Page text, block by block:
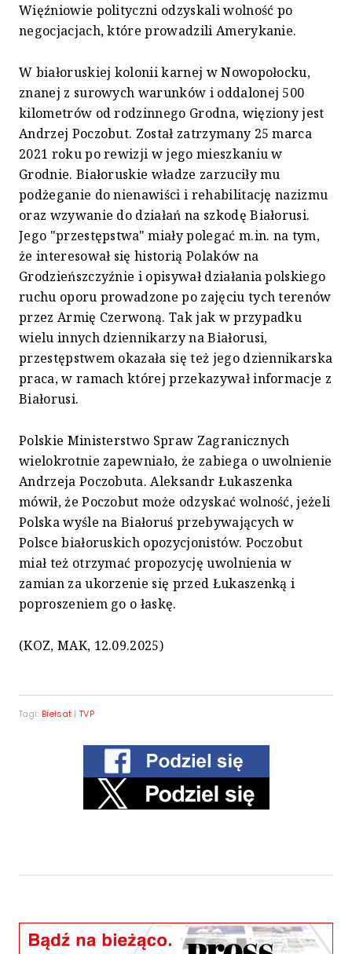
Więźniowie polityczni odzyskali wolność po
negocjacjach, które prowadzili Amerykanie.
W białoruskiej kolonii karnej w Nowopołocku,
znanej z surowych warunków i oddalonej 500
kilometrów od rodzinnego Grodna, więziony jest
Andrzej Poczobut. Został zatrzymany 25 marca
2021 roku po rewizji w jego mieszkaniu w
Grodnie. Białoruskie władze zarzuciły mu
podżeganie do nienawiści i rehabilitację nazizmu
oraz wzywanie do działań na szkodę Białorusi.
Jego "przestępstwa" miały polegać m.in. na tym,
że interesował się historią Polaków na
Grodzieńszczyźnie i opisywał działania polskiego
ruchu oporu prowadzone po zajęciu tych terenów
przez Armię Czerwoną. Tak jak w przypadku
wielu innych dziennikarzy na Białorusi,
przestępstwem okazała się też jego dziennikarska
praca, w ramach której przekazywał informacje z
Białorusi.
Polskie Ministerstwo Spraw Zagranicznych
wielokrotnie zapewniało, że zabiega o uwolnienie
Andrzeja Poczobuta. Aleksandr Łukaszenka
mówił, że Poczobut może odzyskać wolność, jeżeli
Polska wyśle na Białoruś przebywających w
Polsce białoruskich opozycjonistów. Poczobut
miał też otrzymać propozycję uwolnienia w
zamian za ukorzenie się przed Łukaszenką i
poproszeniem go o łaskę.
(KOZ, MAK, 12.09.2025)
Tagi: Biełsat |TVP